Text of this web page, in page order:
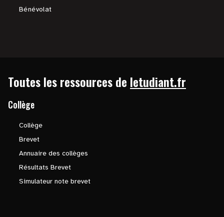
Bénévolat
Toutes les ressources de letudiant.fr
Collège
Collège
Brevet
Annuaire des collèges
Résultats Brevet
Simulateur note brevet